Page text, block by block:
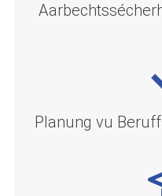
Planung vu